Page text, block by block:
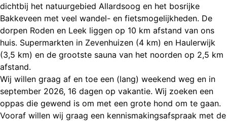
dichtbij het natuurgebied Allardsoog en het bosrijke
Bakkeveen met veel wandel- en fietsmogelijkheden. De
dorpen Roden en Leek liggen op 10 km afstand van ons
huis. Supermarkten in Zevenhuizen (4 km) en Haulerwijk
(3,5 km) en de grootste sauna van het noorden op 2,5 km
afstand.
Wij willen graag af en toe een (lang) weekend weg en in
september 2026, 16 dagen op vakantie. Wij zoeken een
oppas die gewend is om met een grote hond om te gaan.
Vooraf willen wij graag een kennismakingsafspraak met de